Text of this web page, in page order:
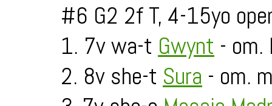
#6 G2 2f T, 4-15yo
1. 7v wa-t Gwynt - om.
2. 8v she-t Sura - om.